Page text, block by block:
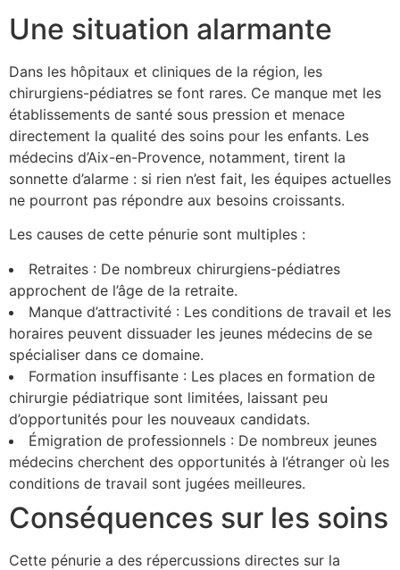
Une situation alarmante
Dans les hôpitaux et cliniques de la région, les
chirurgiens-pédiatres se font rares. Ce manque met les
établissements de santé sous pression et menace
directement la qualité des soins pour les enfants. Les
médecins d’Aix-en-Provence, notamment, tirent la
sonnette d’alarme : si rien n’est fait, les équipes actuelles
ne pourront pas répondre aux besoins croissants.
Les causes de cette pénurie sont multiples :
Retraites : De nombreux chirurgiens-pédiatres
approchent de l’âge de la retraite.
Manque d’attractivité : Les conditions de travail et les
horaires peuvent dissuader les jeunes médecins de se
spécialiser dans ce domaine.
Formation insuffisante : Les places en formation de
chirurgie pédiatrique sont limitées, laissant peu
d’opportunités pour les nouveaux candidats.
Émigration de professionnels : De nombreux jeunes
médecins cherchent des opportunités à l’étranger où les
conditions de travail sont jugées meilleures.
Conséquences sur les soins
Cette pénurie a des répercussions directes sur la